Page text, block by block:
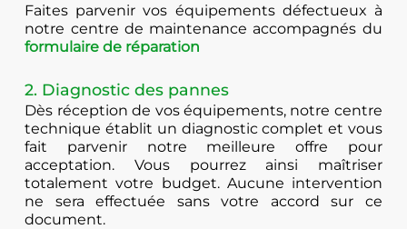
Faites parvenir vos équipements défectueux à
notre centre de maintenance accompagnés du
formulaire de réparation
2. Diagnostic des pannes
Dès réception de vos équipements, notre centre
technique établit un diagnostic complet et vous
fait parvenir notre meilleure offre pour
acceptation. Vous pourrez ainsi maîtriser
totalement votre budget. Aucune intervention
ne sera effectuée sans votre accord sur ce
document.